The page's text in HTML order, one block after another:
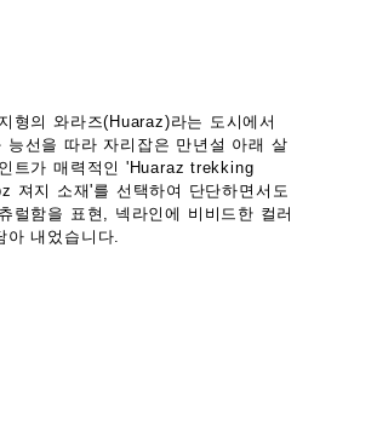
형의 와라즈(Huaraz)라는 도시에서
선을 따라 자리잡은 만년설 아래 살
트가 매력적인 'Huaraz trekking
져지 소재'를 선택하여 단단하면서도
럴함을 표현, 넥라인에 비비드한 컬러
내었습니다.